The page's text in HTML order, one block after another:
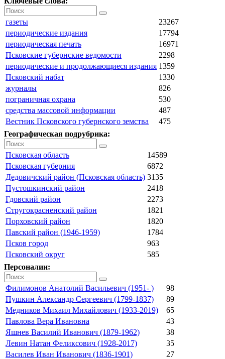
газеты
23267
периодические издания
17794
периодическая печать
16971
Псковские губернские ведомости
2298
периодические и продолжающиеся издания 1359
Псковский набат
1330
журналы
826
пограничная охрана
530
средства массовой информации
487
Вестник Псковского губернского земства
475
Географическая подрубрика:
Псковская область
14589
Псковская губерния
6872
Дедовичский район (Псковская область) 3135
Пустошкинский район
2418
Гдовский район
2273
Стругокрасненский район
1821
Порховский район
1820
Павский район (1946-1959)
1784
Псков город
963
Псковский округ
585
Персоналии:
Филимонов Анатолий Васильевич (1951- )
98
Пушкин Александр Сергеевич (1799-1837)
89
Медников Михаил Михайлович (1933-2019)
65
Павлова Вера Ивановна
43
Яшнев Василий Иванович (1879-1962)
38
Левин Натан Феликсович (1928-2017)
35
Василев Иван Иванович (1836-1901)
27